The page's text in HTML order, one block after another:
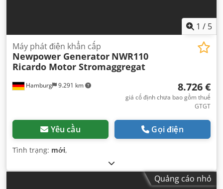
1 / 5
Hamburg 9.291 km
Máy phát điện khẩn cấp
Newpower Generator NWR110
Ricardo Motor Stromaggregat
8.726 €
giá cố định chưa bao gồm thuế
GTGT
Yêu cầu Gọi điện
Tình trạng: mới,
Quảng cáo nhỏ